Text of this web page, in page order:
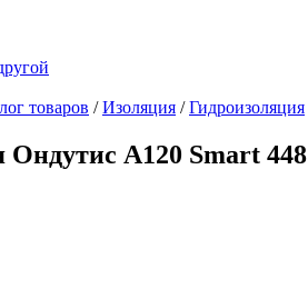
товаров / Изоляция / Гидроизоляция
Ондутис А120 Smart